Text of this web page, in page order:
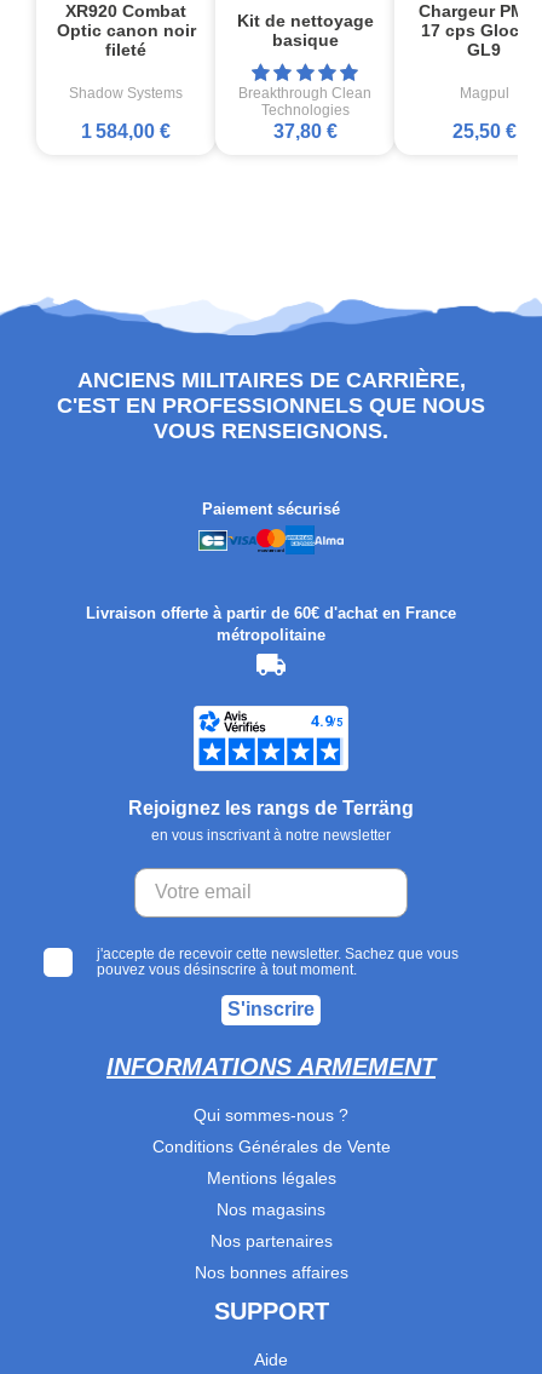
XR920 Combat
Optic canon noir
fileté
Shadow Systems
1 584,00 €
Kit de nettoyage
basique
Breakthrough Clean
Technologies
37,80 €
Chargeur
17 cps
GL9
Magpul
25,50 €
ANCIENS MILITAIRES DE CARRIÈRE,
C'EST EN PROFESSIONNELS QUE NOUS
VOUS RENSEIGNONS.
Paiement sécurisé
Livraison offerte à partir de 60€ d'achat en France
métropolitaine
Rejoignez les rangs de Terräng
en vous inscrivant à notre newsletter
j'accepte de recevoir cette newsletter. Sachez que vous
pouvez vous désinscrire à tout moment.
S'inscrire
INFORMATIONS ARMEMENT
Qui sommes-nous ?
Conditions Générales de Vente
Mentions légales
Nos magasins
Nos partenaires
Nos bonnes affaires
SUPPORT
Aide